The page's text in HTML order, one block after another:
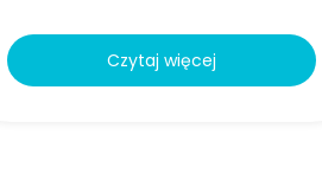
Czytaj więcej